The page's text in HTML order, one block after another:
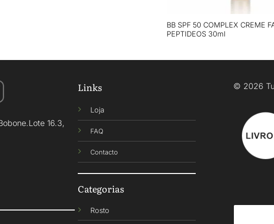
BB SPF 50 COMPLEX CREME
PEPTIDEOS 30ml
16.3,
Links
Loja
FAQ
Contacto
Categorias
Rosto
© 2026